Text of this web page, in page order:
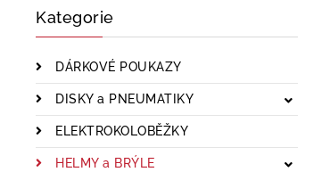
Kategorie
DÁRKOVÉ POUKAZY
DISKY a PNEUMATIKY
ELEKTROKOLOBĚŽKY
HELMY a BRÝLE